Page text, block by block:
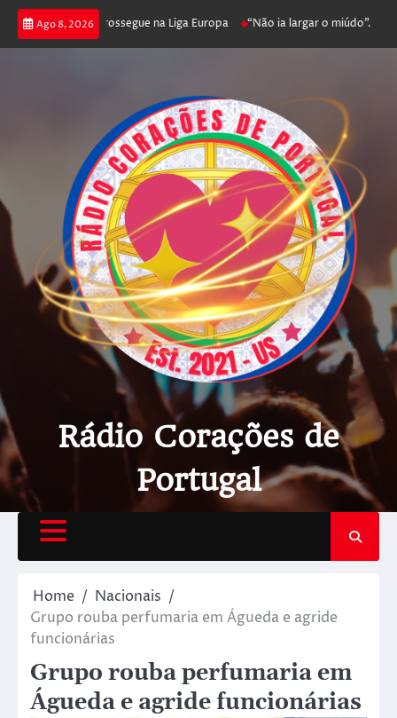
Ago 8, 2026
joga poker e prossegue na Liga Europa “Não ia largar o miúdo”.
Rádio Corações de
Portugal
Home
Nacionais
Grupo rouba perfumaria em Águeda e agride
funcionárias
Grupo rouba perfumaria em
Águeda e agride funcionárias